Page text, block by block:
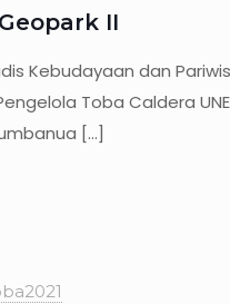
II
Kebudayaan dan
Toba Caldera
[…]